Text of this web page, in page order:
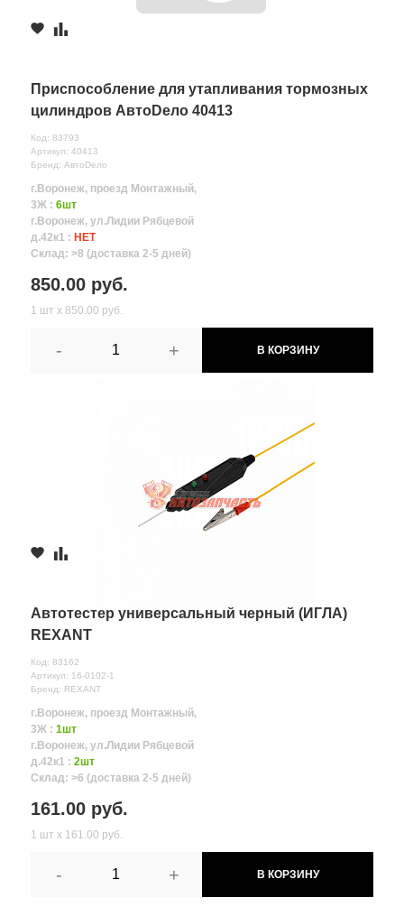
Приспособление для утапливания тормозных
цилиндров АвтоDело 40413
Код: 83793
Артикул: 40413
Бренд: АвтоDело
г.Воронеж, проезд Монтажный,
3Ж : 6шт
г.Воронеж, ул.Лидии Рябцевой
д.42к1 : НЕТ
Склад: >8 (доставка 2-5 дней)
850.00 руб.
1 шт х 850.00 руб.
- + В КОРЗИНУ
Автотестер универсальный черный (ИГЛА)
REXANT
Код: 83162
Артикул: 16-0102-1
Бренд: REXANT
г.Воронеж, проезд Монтажный,
3Ж : 1шт
г.Воронеж, ул.Лидии Рябцевой
д.42к1 : 2шт
Склад: >6 (доставка 2-5 дней)
161.00 руб.
1 шт х 161.00 руб.
- + В КОРЗИНУ